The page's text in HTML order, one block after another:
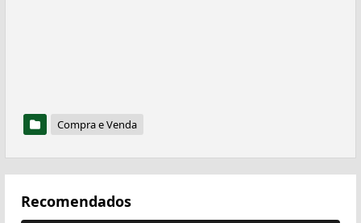
Compra e Venda
Recomendados